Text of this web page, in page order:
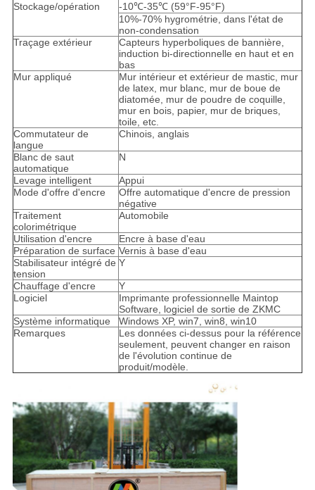
Stockage/opération
-10℃-35℃ (59°F-95°F)
10%-70% hygrométrie, dans l'état de
non-condensation
Traçage extérieur
Capteurs hyperboliques de bannière,
induction bi-directionnelle en haut et en
bas
Mur appliqué
Mur intérieur et extérieur de mastic, mur
de latex, mur blanc, mur de boue de
diatomée, mur de poudre de coquille,
mur en bois, papier, mur de briques,
toile, etc.
Commutateur de
langue
Chinois, anglais
Blanc de saut
automatique
N
Levage intelligent
Appui
Mode d'offre d'encre
Offre automatique d'encre de pression
négative
Traitement
colorimétrique
Automobile
Utilisation d'encre
Encre à base d'eau
Préparation de surface Vernis à base d'eau
Stabilisateur intégré de
tension
Y
Chauffage d'encre
Y
Logiciel
Imprimante professionnelle Maintop
Software, logiciel de sortie de ZKMC
Système informatique
Windows XP, win7, win8, win10
Remarques
Les données ci-dessus pour la référence
seulement, peuvent changer en raison
de l'évolution continue de
produit/modèle.